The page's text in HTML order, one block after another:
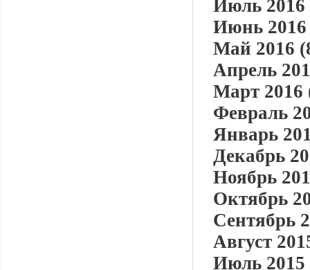
Июль 2016
Июнь 2016
Май 2016
Апрель
Март 2016
Февраль
Январь
Декабрь
Ноябрь
Октябрь
Сентябрь
Август
Июль 2015